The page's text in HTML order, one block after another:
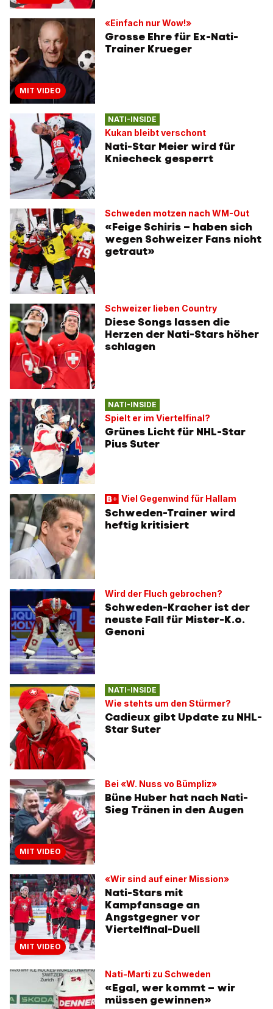
MIT VIDEO
«Einfach nur Wow!»
Grosse Ehre für Ex-Nati-
Trainer Krueger
NATI-INSIDE
Kukan bleibt verschont
Nati-Star Meier wird für
Kniecheck gesperrt
Schweden motzen nach WM-Out
«Feige Schiris – haben sich
wegen Schweizer Fans nicht
getraut»
Schweizer lieben Country
Diese Songs lassen die
Herzen der Nati-Stars höher
schlagen
NATI-INSIDE
Spielt er im Viertelfinal?
Grünes Licht für NHL-Star
Pius Suter
Viel Gegenwind für Hallam
Schweden-Trainer wird
heftig kritisiert
Wird der Fluch gebrochen?
Schweden-Kracher ist der
neuste Fall für Mister-K.o.
Genoni
NATI-INSIDE
Wie stehts um den Stürmer?
Cadieux gibt Update zu NHL-
Star Suter
MIT VIDEO
Bei «W. Nuss vo Bümpliz»
Büne Huber hat nach Nati-
Sieg Tränen in den Augen
MIT VIDEO
«Wir sind auf einer Mission»
Nati-Stars mit
Kampfansage an
Angstgegner vor
Viertelfinal-Duell
Nati-Marti zu Schweden
«Egal, wer kommt – wir
müssen gewinnen»